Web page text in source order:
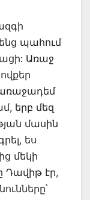
պահում
Առաջ
երբ մեզ
մասին
ես
մեկի
Դավիթ էր,